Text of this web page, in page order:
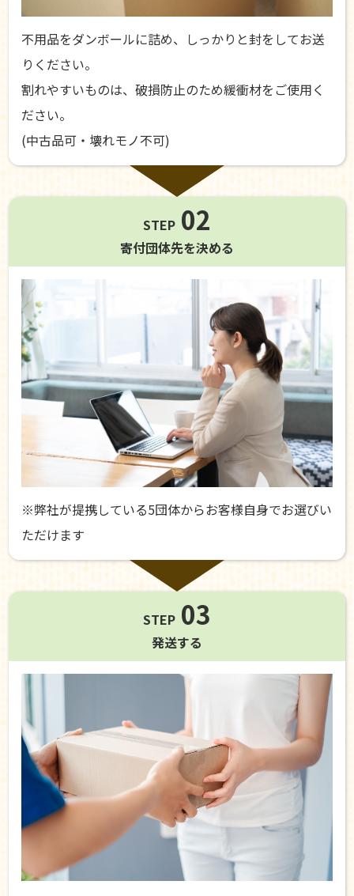
不用品をダンボールに詰め、しっかりと封をしてお送
りください。
割れやすいものは、破損防止のため緩衝材をご使用く
ださい。
(中古品可・壊れモノ不可)
STEP 02
寄付団体先を決める
※弊社が提携している5団体からお客様自身でお選びい
ただけます
STEP 03
発送する